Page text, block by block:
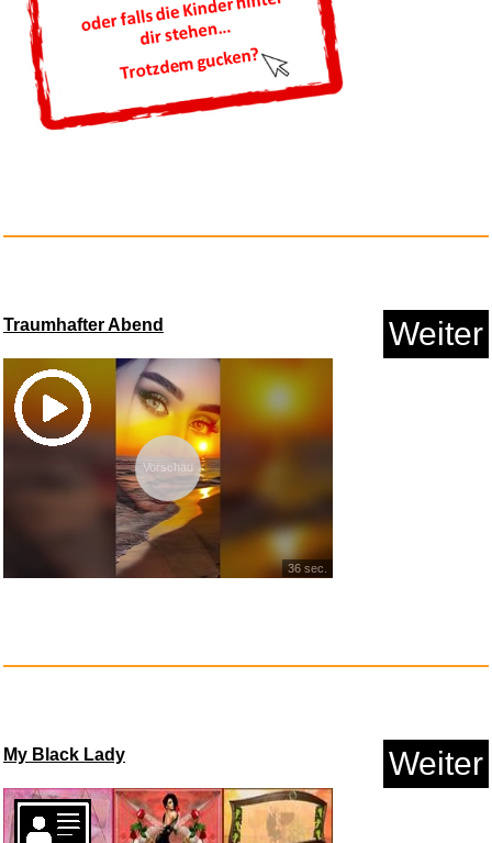
Logitech G Astro A50 Lightspee...
Traumhafter Abend Weiter
Vorschau
36 sec.
My Black Lady Weiter